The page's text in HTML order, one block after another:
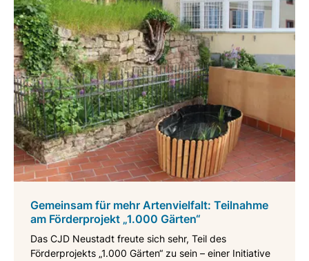
Gemeinsam für mehr Artenvielfalt: Teilnahme
am Förderprojekt „1.000 Gärten“
Das CJD Neustadt freute sich sehr, Teil des
Förderprojekts „1.000 Gärten“ zu sein – einer Initiative